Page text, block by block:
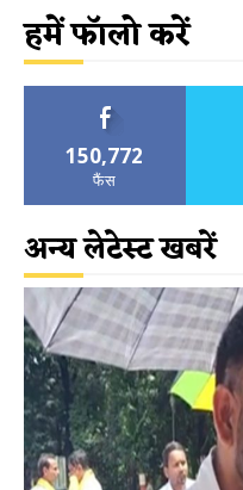
हमें फॉलो करें
150,772
फैंस
अन्य लेटेस्ट खबरें